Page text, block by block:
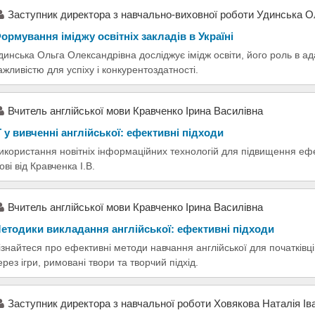
Заступник директора з навчально-виховної роботи Удинська
іміджу освітніх закладів в Україні
Ольга Олександрівна досліджує імідж освіти, його роль в
для успіху і конкурентоздатності.
Вчитель англійської мови Кравченко Ірина Василівна
у вивченні англійської: ефективні підходи
новітніх інформаційних технологій для підвищення
від Кравченка І.В.
Вчитель англійської мови Кравченко Ірина Василівна
викладання англійської: ефективні підходи
про ефективні методи навчання англійської для
ігри, римовані твори та творчий підхід.
Заступник директора з навчальної роботи Ховякова Наталія